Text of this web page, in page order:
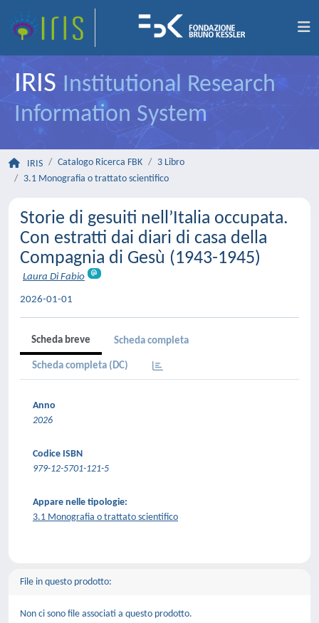
IRIS Institutional Research
Information System
IRIS Catalogo Ricerca FBK
3 Libro
3.1 Monografia o trattato scientifico
Storie di gesuiti nell’Italia occupata.
Con estratti dai diari di casa della
Compagnia di Gesù (1943-1945)
Laura Di Fabio
2026-01-01
Scheda breve Scheda completa
Scheda completa (DC)
Anno
2026
Codice ISBN
979-12-5701-121-5
Appare nelle tipologie:
3.1 Monografia o trattato scientifico
File in questo prodotto:
Non ci sono file associati a questo prodotto.